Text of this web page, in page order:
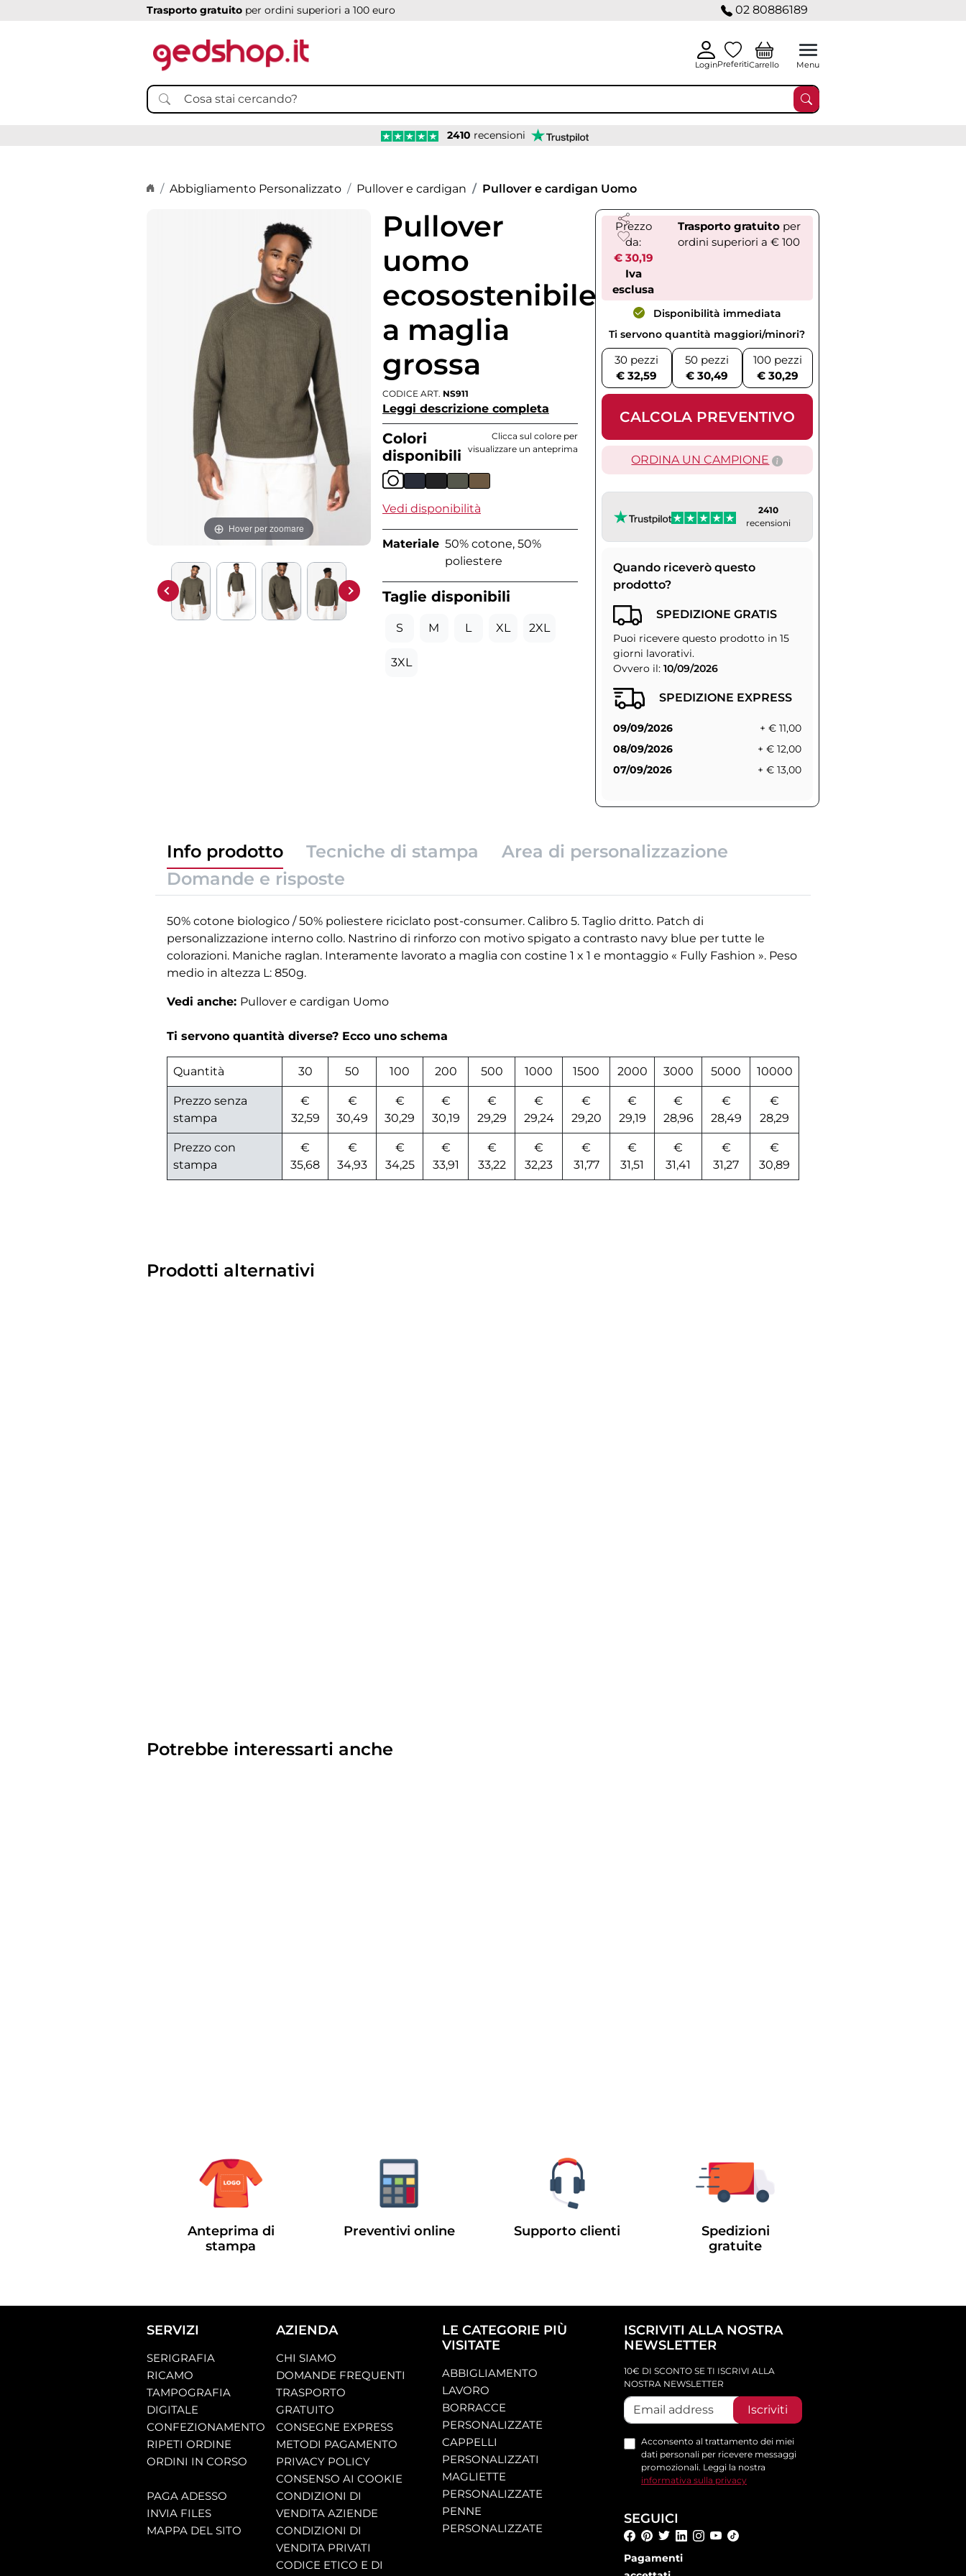
Trasporto gratuito per ordini superiori a 100 euro 02 80886189
LoginPreferitiCarrello Menu
2410 recensioni
Home page
Abbigliamento Personalizzato Pullover e cardigan Pullover e cardigan Uomo
Hover per zoomare
Pullover
uomo
ecosostenibile
a maglia
grossa
CODICE ART. NS911
Leggi descrizione completa
Colori
disponibili
Clicca sul colore per
visualizzare un anteprima
Vedi disponibilità
Materiale 50% cotone, 50%
poliestere
Taglie disponibili
S M L XL 2XL
3XL
Prezzo
da:
€ 30,19
Iva
esclusa
Trasporto gratuitoper
ordini superiori a € 100
Disponibilità immediata
Ti servono quantità maggiori/minori?
30 pezzi
€ 32,59
50 pezzi
€ 30,49
100 pezzi
€ 30,29
CALCOLA PREVENTIVO
ORDINA UN CAMPIONE
2410
recensioni
Quando riceverò questo
prodotto?
SPEDIZIONE GRATIS
Puoi ricevere questo prodotto in 15
giorni lavorativi.
Ovvero il: 10/09/2026
SPEDIZIONE EXPRESS
09/09/2026
+ € 11,00
08/09/2026
+ € 12,00
07/09/2026
+ € 13,00
Info prodotto Tecniche di stampa
Area di personalizzazione
Domande e risposte
50% cotone biologico / 50% poliestere riciclato post-consumer. Calibro 5. Taglio dritto. Patch di
personalizzazione interno collo. Nastrino di rinforzo con motivo spigato a contrasto navy blue per tutte le
colorazioni. Maniche raglan. Interamente lavorato a maglia con costine 1 x 1 e montaggio « Fully Fashion ». Peso
medio in altezza L: 850g.
Vedi anche: Pullover e cardigan Uomo
Ti servono quantità diverse? Ecco uno schema
Quantità 30 50 100 200 500 1000 1500 2000 3000 5000 10000
Prezzo senza
stampa
€
32,59
€
30,49
€
30,29
€
30,19
€
29,29
€
29,24
€
29,20
€
29,19
€
28,96
€
28,49
€
28,29
Prezzo con
stampa
€
35,68
€
34,93
€
34,25
€
33,91
€
33,22
€
32,23
€
31,77
€
31,51
€
31,41
€
31,27
€
30,89
Prodotti alternativi
Potrebbe interessarti anche
Anteprima di
stampa
Preventivi online Supporto clienti
Spedizioni
gratuite
SERVIZI
SERIGRAFIA
RICAMO
TAMPOGRAFIA
DIGITALE
CONFEZIONAMENTO
RIPETI ORDINE
ORDINI IN CORSO
PAGA ADESSO
INVIA FILES
MAPPA DEL SITO
AZIENDA
CHI SIAMO
DOMANDE FREQUENTI
TRASPORTO
GRATUITO
CONSEGNE EXPRESS
METODI PAGAMENTO
PRIVACY POLICY
CONSENSO AI COOKIE
CONDIZIONI DI
VENDITA AZIENDE
CONDIZIONI DI
VENDITA PRIVATI
CODICE ETICO E DI
LE CATEGORIE PIÙ
VISITATE
ABBIGLIAMENTO
LAVORO
BORRACCE
PERSONALIZZATE
CAPPELLI
PERSONALIZZATI
MAGLIETTE
PERSONALIZZATE
PENNE
PERSONALIZZATE
ISCRIVITI ALLA NOSTRA
NEWSLETTER
10€ DI SCONTO SE TI ISCRIVI ALLA
NOSTRA NEWSLETTER
Iscriviti
Acconsento al trattamento dei miei
dati personali per ricevere messaggi
promozionali. Leggi la nostra
informativa sulla privacy
SEGUICI
Pagamenti